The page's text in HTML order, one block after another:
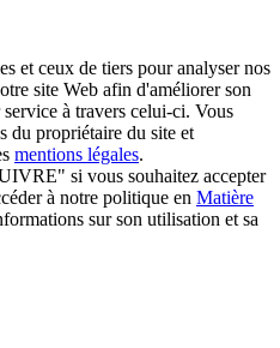
et ceux de tiers pour analyser nos
site Web afin d'améliorer son
à travers celui-ci. Vous
du propriétaire du site et
mentions légales.
si vous souhaitez accepter
à notre politique en Matière
sur son utilisation et sa